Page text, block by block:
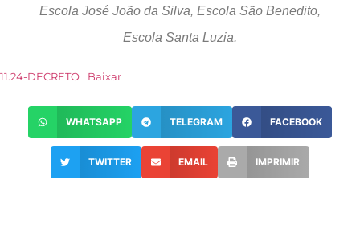
Escola José João da Silva, Escola São Benedito,
Escola Santa Luzia.
11.24-DECRETO Baixar
WHATSAPP TELEGRAM FACEBOOK
TWITTER EMAIL IMPRIMIR